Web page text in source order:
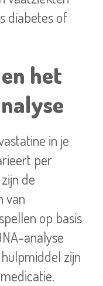
diabetes of
het
in je
per
de
van
op basis
analyse
zijn